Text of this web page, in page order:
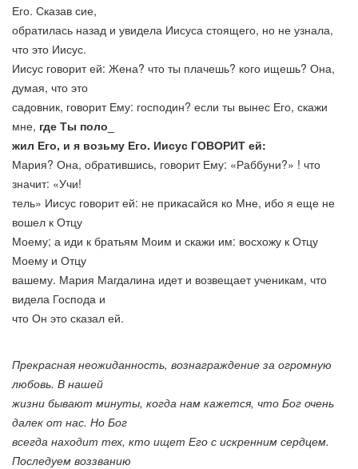
Его. Сказав сие,
обратилась назад и увидела Иисуса стоящего, но не узнала,
что это Иисус.
Иисус говорит ей: Жена? что ты плачешь? кого ищешь? Она,
думая, что это
садовник, говорит Ему: господин? если ты вынес Его, скажи
мне, где Ты поло_
жил Его, и я возьму Его. Иисус ГОВОРИТ ей:
Мария? Она, обратившись, говорит Ему: «Раббуни?» ! что
значит: «Учи!
тель» Иисус говорит ей: не прикасайся ко Мне, ибо я еще не
вошел к Отцу
Моему; а иди к братьям Моим и скажи им: восхожу к Отцу
Моему и Отцу
вашему. Мария Магдалина идет и возвещает ученикам, что
видела Господа и
что Он это сказал ей.
Прекрасная неожиданность, вознаграждение за огромную
любовь. В нашей
жизни бывают минуты, когда нам кажется, что Бог очень
далек от нас. Но Бог
всегда находит тех, кто ищет Его с искренним сердцем.
Последуем воззванию